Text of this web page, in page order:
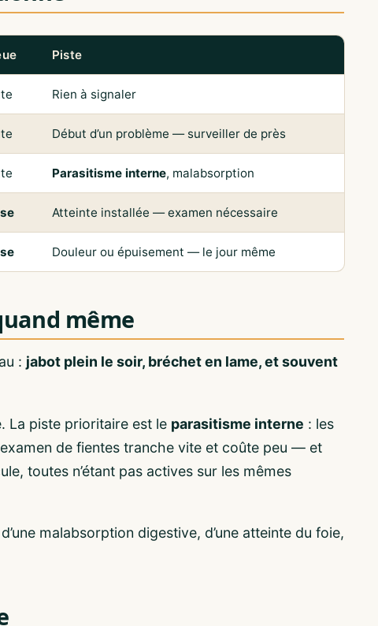
Piste
Rien à signaler
Début d’un problème — surveiller de près
Parasitisme interne, malabsorption
Atteinte installée — examen nécessaire
Douleur ou épuisement — le jour même
même
: jabot plein le soir, bréchet en lame, et souvent
La piste prioritaire est le parasitisme interne : les
de fientes tranche vite et coûte peu — et
toutes n’étant pas actives sur les mêmes
malabsorption digestive, d’une atteinte du foie,